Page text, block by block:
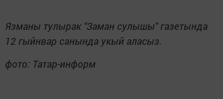
Язманы тулырак "Заман сулышы" газетында
12 гыйнвар санында укый аласыз.
фото: Татар-информ